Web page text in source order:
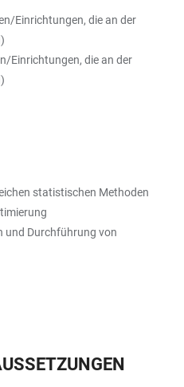
Einrichtungen, die an der
Einrichtungen, die an der
statistischen Methoden
und Durchführung von